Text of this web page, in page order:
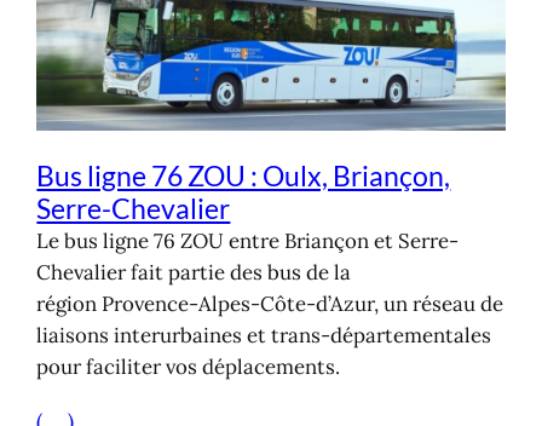
Bus ligne 76 ZOU : Oulx, Briançon,
Serre-Chevalier
Le bus ligne 76 ZOU entre Briançon et Serre-
Chevalier fait partie des bus de la
région Provence-Alpes-Côte-d’Azur, un réseau de
liaisons interurbaines et trans-départementales
pour faciliter vos déplacements.